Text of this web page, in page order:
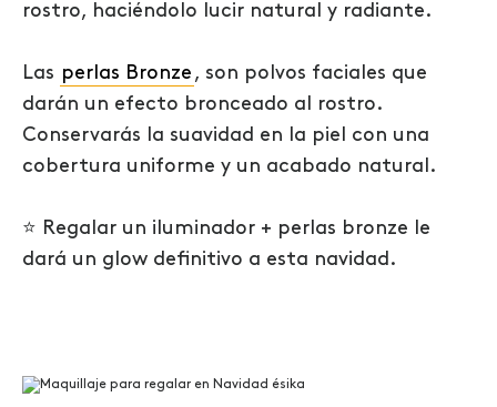
rostro, haciéndolo lucir natural y radiante.
Las perlas Bronze , son polvos faciales que
darán un efecto bronceado al rostro.
Conservarás la suavidad en la piel con una
cobertura uniforme y un acabado natural.
⭐ Regalar un iluminador + perlas bronze le
dará un glow definitivo a esta navidad.